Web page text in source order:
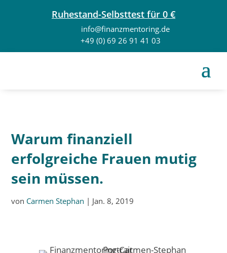
Ruhestand-Selbsttest für 0 €
info@finanzmentoring.de
+49 (0) 69 26 91 41 03
Warum finanziell
erfolgreiche Frauen mutig
sein müssen.
von Carmen Stephan | Jan. 8, 2019